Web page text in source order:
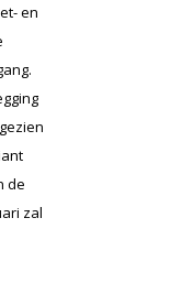
en
de
zal